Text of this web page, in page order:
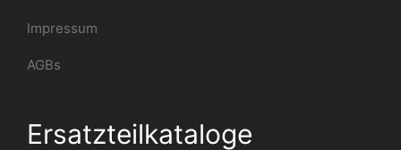
Impressum
AGBs
Ersatzteilkataloge